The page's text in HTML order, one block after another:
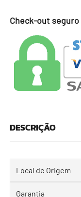
Check-out
DESCRIÇÃO
Local de Origem
Garantia